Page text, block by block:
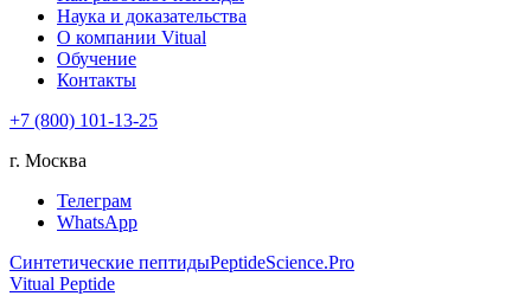
Наука и доказательства
О компании Vitual
Обучение
Контакты
+7 (800) 101-13-25
г. Москва
Телеграм
WhatsApp
Синтетические пептидыPeptideScience.Pro
Vitual Peptide